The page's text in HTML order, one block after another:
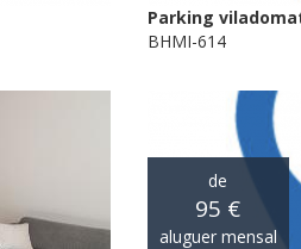
Parking
BHMI-614
de
95 €
aluguer mensal